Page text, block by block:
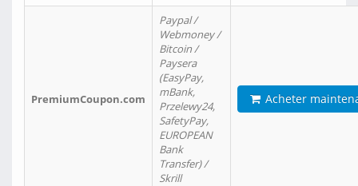
PremiumCoupon.com
Paypal /
Webmoney /
Bitcoin /
Paysera
(EasyPay,
mBank,
Przelewy24,
SafetyPay,
EUROPEAN
Bank
Transfer) /
Skrill
Acheter